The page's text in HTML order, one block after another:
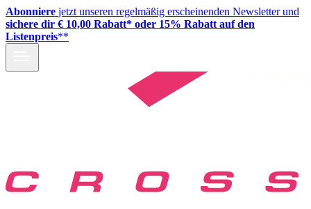
Abonniere jetzt unseren regelmäßig erscheinenden Newsletter und
sichere dir € 10,00 Rabatt* oder 15% Rabatt auf den
Listenpreis**